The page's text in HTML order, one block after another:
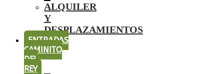
ALQUILER
Y
DESPLAZAMIENTOS
ENTRADAS
CAMINITO
DEL
REY